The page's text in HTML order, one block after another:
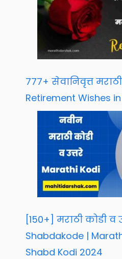
777+ सेवानिवृत्त
Retirement Wishes
[150+] मराठी कोडी व
Shabdakode |
Shabd Kodi 2024